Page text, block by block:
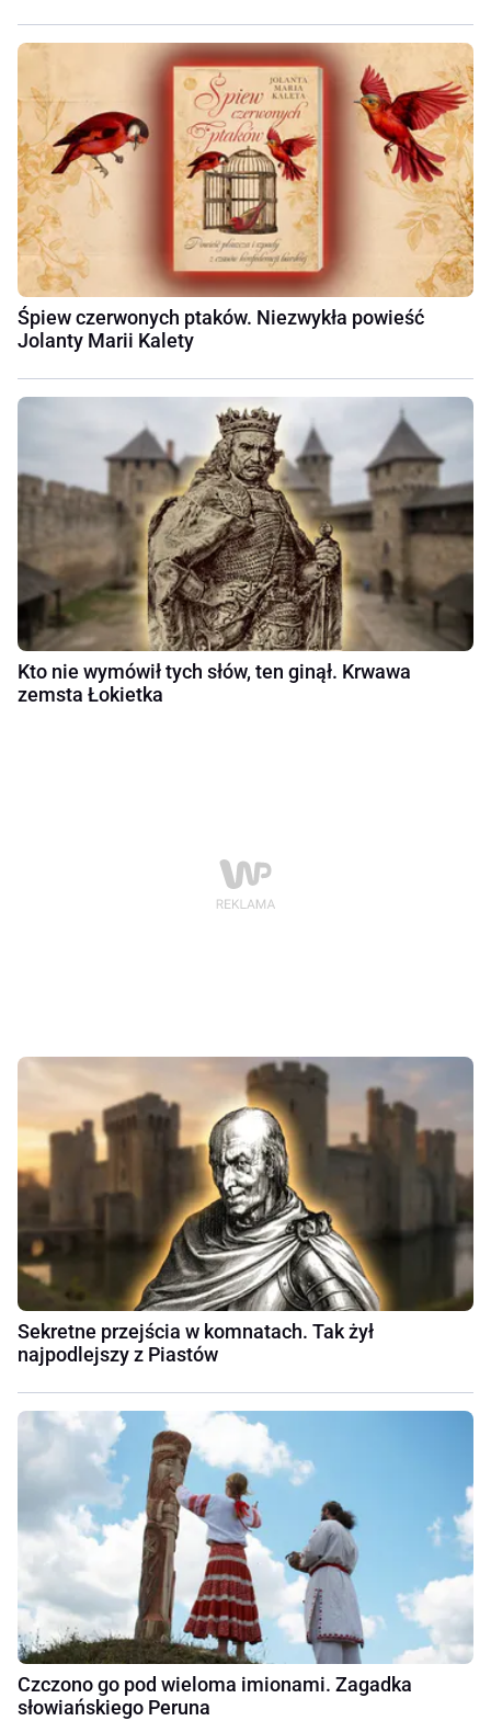
Śpiew czerwonych ptaków. Niezwykła powieść
Jolanty Marii Kalety
Kto nie wymówił tych słów, ten ginął. Krwawa
zemsta Łokietka
Sekretne przejścia w komnatach. Tak żył
najpodlejszy z Piastów
Czczono go pod wieloma imionami. Zagadka
słowiańskiego Peruna